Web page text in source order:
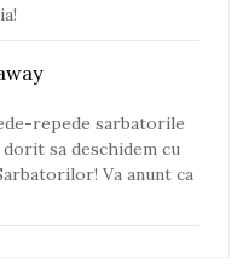
repede sarbatorile
sa deschidem cu
Va anunt ca